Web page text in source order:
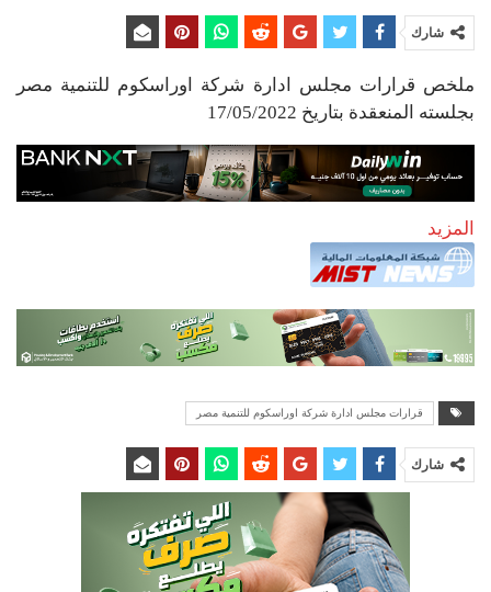
شارك
ملخص قرارات مجلس ادارة شركة اوراسكوم للتنمية مصر
بجلسته المنعقدة بتاريخ 17/05/2022
المزيد
قرارات مجلس ادارة شركة اوراسكوم للتنمية مصر
شارك